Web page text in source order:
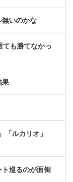
無いのかな
ても勝てなかっ
果
ルカリオ」
ト巡るのが面倒